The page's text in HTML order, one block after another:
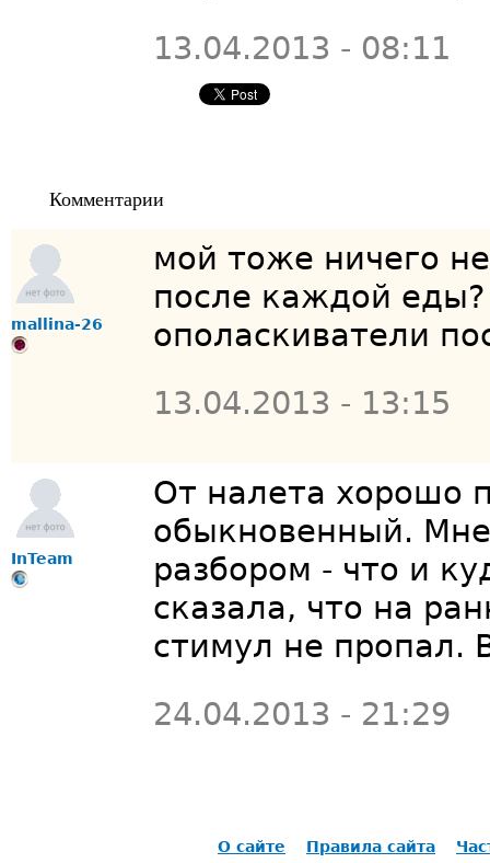
13.04.2013 - 08:11
Комментарии
mallina-26
мой тоже ничего
после каждой
ополаскиватели
13.04.2013 - 13:15
InTeam
От налета хорошо
обыкновенный.
разбором - что и
сказала, что на
стимул не пропал.
24.04.2013 - 21:29
О сайте Правила сайта